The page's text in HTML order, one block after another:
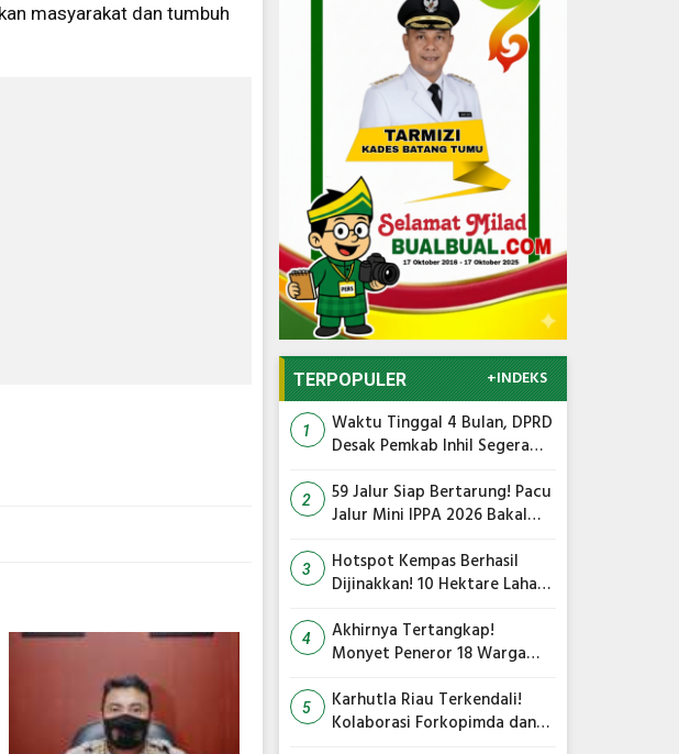
masyarakat dan tumbuh
TERPOPULER +INDEKS
1
Waktu Tinggal 4 Bulan, DPRD
Desak Pemkab Inhil Segera
2
59 Jalur Siap Bertarung! Pacu
Jalur Mini IPPA 2026 Bakal
3
Hotspot Kempas Berhasil
Dijinakkan! 10 Hektare Lahan
Inhil Pimpin Langsung
Pemadaman
4
Akhirnya Tertangkap!
Monyet Peneror 18 Warga
5
Karhutla Riau Terkendali!
Kolaborasi Forkopimda dan